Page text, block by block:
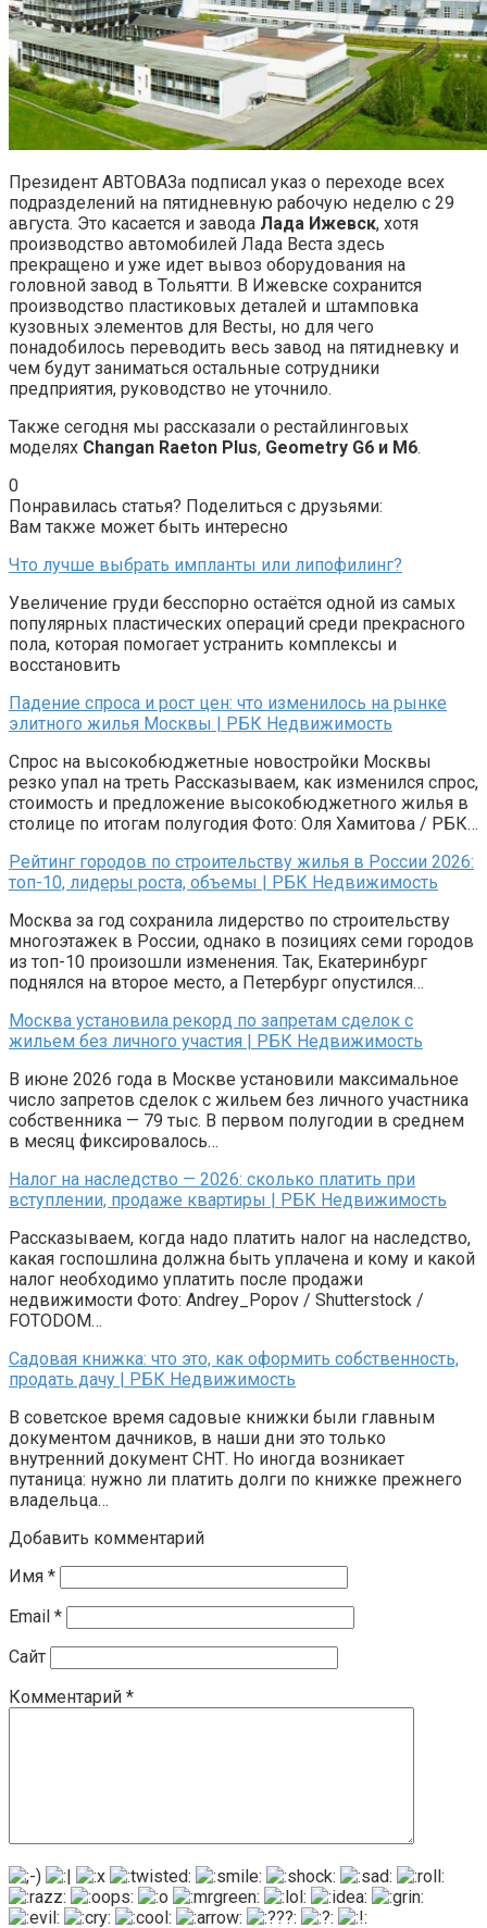
Президент АВТОВАЗа подписал указ о переходе всех
подразделений на пятидневную рабочую неделю с 29
августа. Это касается и завода Лада Ижевск, хотя
производство автомобилей Лада Веста здесь
прекращено и уже идет вывоз оборудования на
головной завод в Тольятти. В Ижевске сохранится
производство пластиковых деталей и штамповка
кузовных элементов для Весты, но для чего
понадобилось переводить весь завод на пятидневку и
чем будут заниматься остальные сотрудники
предприятия, руководство не уточнило.
Также сегодня мы рассказали о рестайлинговых
моделях Changan Raeton Plus, Geometry G6 и M6.
0
Понравилась статья? Поделиться с друзьями:
Вам также может быть интересно
Что лучше выбрать импланты или липофилинг?
Увеличение груди бесспорно остаётся одной из самых
популярных пластических операций среди прекрасного
пола, которая помогает устранить комплексы и
восстановить
Падение спроса и рост цен: что изменилось на рынке
элитного жилья Москвы | РБК Недвижимость
Спрос на высокобюджетные новостройки Москвы
резко упал на треть Рассказываем, как изменился спрос,
стоимость и предложение высокобюджетного жилья в
столице по итогам полугодия Фото: Оля Хамитова / РБК…
Рейтинг городов по строительству жилья в России 2026:
топ-10, лидеры роста, объемы | РБК Недвижимость
Москва за год сохранила лидерство по строительству
многоэтажек в России, однако в позициях семи городов
из топ-10 произошли изменения. Так, Екатеринбург
поднялся на второе место, а Петербург опустился…
Москва установила рекорд по запретам сделок с
жильем без личного участия | РБК Недвижимость
В июне 2026 года в Москве установили максимальное
число запретов сделок с жильем без личного участника
собственника — 79 тыс. В первом полугодии в среднем
в месяц фиксировалось…
Налог на наследство — 2026: сколько платить при
вступлении, продаже квартиры | РБК Недвижимость
Рассказываем, когда надо платить налог на наследство,
какая госпошлина должна быть уплачена и кому и какой
налог необходимо уплатить после продажи
недвижимости Фото: Andrey_Popov / Shutterstock /
FOTODOM…
Садовая книжка: что это, как оформить собственность,
продать дачу | РБК Недвижимость
В советское время садовые книжки были главным
документом дачников, в наши дни это только
внутренний документ СНТ. Но иногда возникает
путаница: нужно ли платить долги по книжке прежнего
владельца…
Добавить комментарий
Имя *
Email *
Сайт
Комментарий *